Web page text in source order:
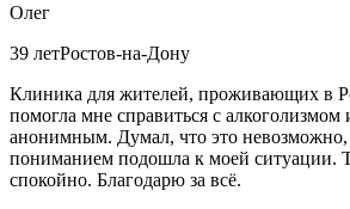
Олег
39 летРостов-на-Дону
Клиника для жителей, проживающих в
помогла мне справиться с алкоголизмом
анонимным. Думал, что это невозможно,
пониманием подошла к моей ситуации.
спокойно. Благодарю за всё.